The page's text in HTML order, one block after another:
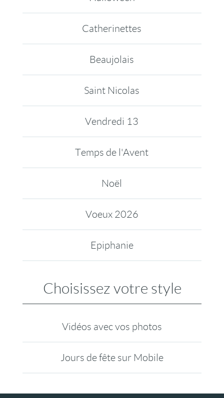
Catherinettes
Beaujolais
Saint Nicolas
Vendredi 13
Temps de l'Avent
Noël
Voeux 2026
Epiphanie
Choisissez votre style
Vidéos avec vos photos
Jours de fête sur Mobile